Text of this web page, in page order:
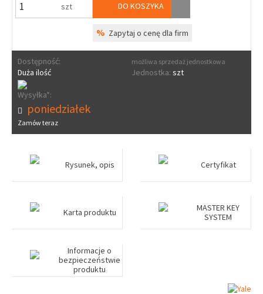
szt DO KOSZYKA
% Zapytaj o cenę dla firm
Dostępność:
Duża ilość
możliwa sprzedaż jednostkowa
Jednostka: szt
Wysyłka*:
poniedziałek
Zamów teraz
Rysunek, opis Certyfikat
Karta produktu
MASTER KEY
SYSTEM
Informacje o
bezpieczeństwie
produktu